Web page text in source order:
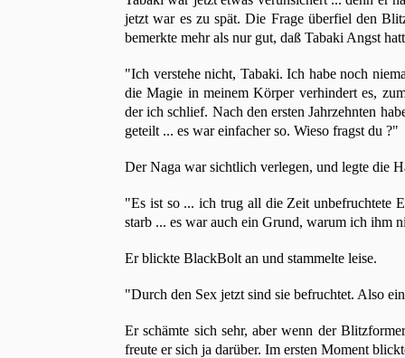
jetzt war es zu spät. Die Frage überfiel den
bemerkte mehr als nur gut, daß Tabaki Angst
"Ich verstehe nicht, Tabaki. Ich habe noch
die Magie in meinem Körper verhindert es,
der ich schlief. Nach den ersten Jahrzehnten
geteilt ... es war einfacher so. Wieso fragst du ?"
Der Naga war sichtlich verlegen, und legte die
"Es ist so ... ich trug all die Zeit unbefruchtete
starb ... es war auch ein Grund, warum ich ihm
Er blickte BlackBolt an und stammelte leise.
"Durch den Sex jetzt sind sie befruchtet. Also
Er schämte sich sehr, aber wenn der
freute er sich ja darüber. Im ersten Moment